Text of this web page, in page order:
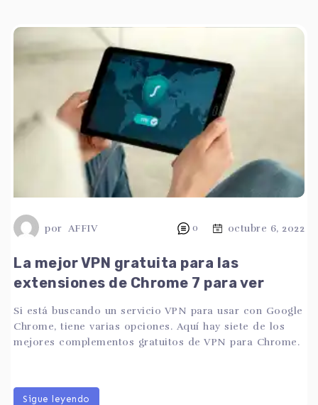
por AFFIV 0 octubre 6, 2022
La mejor VPN gratuita para las
extensiones de Chrome 7 para ver
Si está buscando un servicio VPN para usar con Google
Chrome, tiene varias opciones. Aquí hay siete de los
mejores complementos gratuitos de VPN para Chrome.
Sigue leyendo